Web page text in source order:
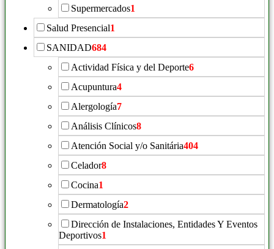
Supermercados1
Salud Presencial1
SANIDAD684
Actividad Física y del Deporte6
Acupuntura4
Alergología7
Análisis Clínicos8
Atención Social y/o Sanitária404
Celador8
Cocina1
Dermatología2
Dirección de Instalaciones, Entidades Y Eventos
Deportivos1